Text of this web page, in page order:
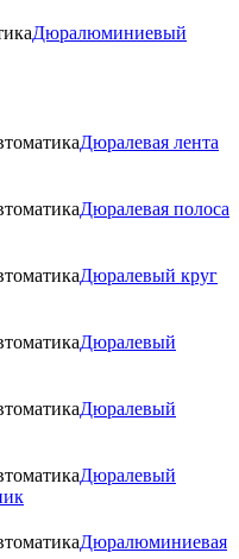
Дюралюминиевый
Дюралевая лента
Дюралевая полоса
Дюралевый круг
Дюралевый
Дюралевый
Дюралевый
Дюралюминиевая